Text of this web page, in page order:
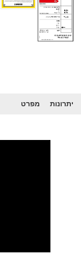
יתרונות מפרט